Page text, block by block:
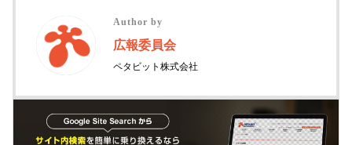
Author by
広報委員会
ペタビット株式会社